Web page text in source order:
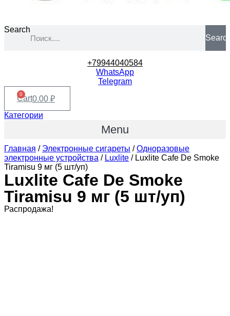
Search
+79944040584
WhatsApp
Telegram
0.00 ₽
0
Cart
Категории
Menu
Главная / Электронные сигареты /Одноразовые
электронные устройства / Luxlite / Luxlite Cafe De Smoke
Tiramisu 9 мг (5 шт/уп)
Luxlite Cafe De Smoke
Tiramisu 9 мг (5 шт/уп)
Распродажа!